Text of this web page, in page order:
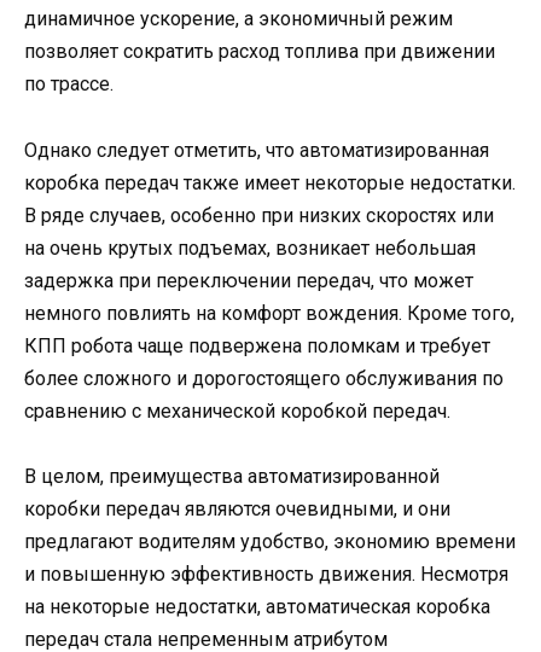
динамичное ускорение, а экономичный режим
позволяет сократить расход топлива при движении
по трассе.
Однако следует отметить, что автоматизированная
коробка передач также имеет некоторые недостатки.
В ряде случаев, особенно при низких скоростях или
на очень крутых подъемах, возникает небольшая
задержка при переключении передач, что может
немного повлиять на комфорт вождения. Кроме того,
КПП робота чаще подвержена поломкам и требует
более сложного и дорогостоящего обслуживания по
сравнению с механической коробкой передач.
В целом, преимущества автоматизированной
коробки передач являются очевидными, и они
предлагают водителям удобство, экономию времени
и повышенную эффективность движения. Несмотря
на некоторые недостатки, автоматическая коробка
передач стала непременным атрибутом